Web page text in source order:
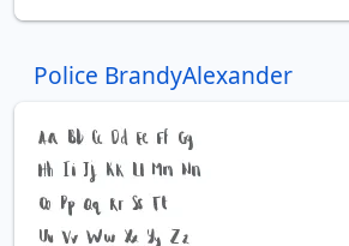
Police BrandyAlexander